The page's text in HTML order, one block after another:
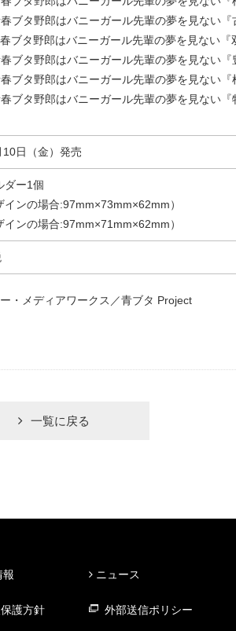
ブタ野郎はバニーガール先輩の夢を見ない『
ブタ野郎はバニーガール先輩の夢を見ない『
ブタ野郎はバニーガール先輩の夢を見ない『
ブタ野郎はバニーガール先輩の夢を見ない『
ブタ野郎はバニーガール先輩の夢を見ない『
日（金）発売
ダー1個
インの場合:97mm×73mm×62mm）
インの場合:97mm×71mm×62mm）
・メディアワークス／青ブタ Project
一覧に戻る
報 ニュース
護方針 外部送信ポリシー